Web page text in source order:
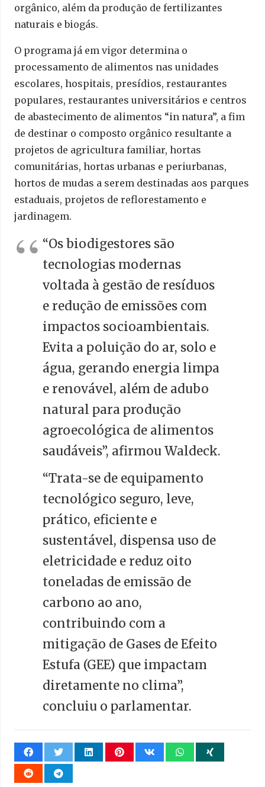
orgânico, além da produção de fertilizantes
naturais e biogás.
O programa já em vigor determina o
processamento de alimentos nas unidades
escolares, hospitais, presídios, restaurantes
populares, restaurantes universitários e centros
de abastecimento de alimentos “in natura”, a fim
de destinar o composto orgânico resultante a
projetos de agricultura familiar, hortas
comunitárias, hortas urbanas e periurbanas,
hortos de mudas a serem destinadas aos parques
estaduais, projetos de reflorestamento e
jardinagem.
“Os biodigestores são
tecnologias modernas
voltada à gestão de resíduos
e redução de emissões com
impactos socioambientais.
Evita a poluição do ar, solo e
água, gerando energia limpa
e renovável, além de adubo
natural para produção
agroecológica de alimentos
saudáveis”, afirmou Waldeck.
“Trata-se de equipamento
tecnológico seguro, leve,
prático, eficiente e
sustentável, dispensa uso de
eletricidade e reduz oito
toneladas de emissão de
carbono ao ano,
contribuindo com a
mitigação de Gases de Efeito
Estufa (GEE) que impactam
diretamente no clima”,
concluiu o parlamentar.